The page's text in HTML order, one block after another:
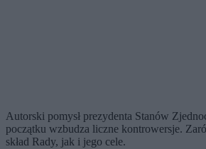
Autorski pomysł prezydenta Stanów
początku wzbudza liczne kontrowersje.
skład Rady, jak i jego cele.